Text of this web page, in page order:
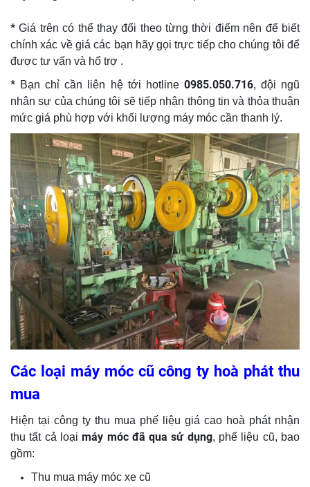
*Giá trên có thể thay đổi theo từng thời điểm nên để biết
chính xác về giá các bạn hãy gọi trực tiếp cho chúng tôi để
được tư vấn và hổ trợ .
* Bạn chỉ cần liên hệ tới hotline 0985.050.716, đội ngũ
nhân sự của chúng tôi sẽ tiếp nhận thông tin và thỏa thuận
mức giá phù hợp với khối lượng máy móc cần thanh lý.
Các loại máy móc cũ công ty hoà phát thu
mua
Hiện tại công ty thu mua phế liệu giá cao hoà phát nhận
thu tất cả loạimáy móc đã qua sử dụng, phế liệu cũ, bao
gồm:
Thu mua máy móc xe cũ